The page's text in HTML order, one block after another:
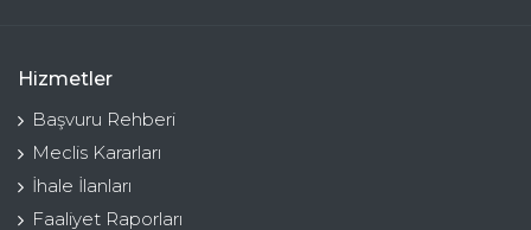
Hizmetler
Başvuru Rehberi
Meclis Kararları
İhale İlanları
Faaliyet Raporları